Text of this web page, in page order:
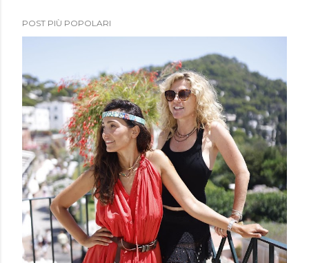
POST PIÙ POPOLARI